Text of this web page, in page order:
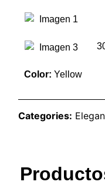
Color: Yellow
Categories: